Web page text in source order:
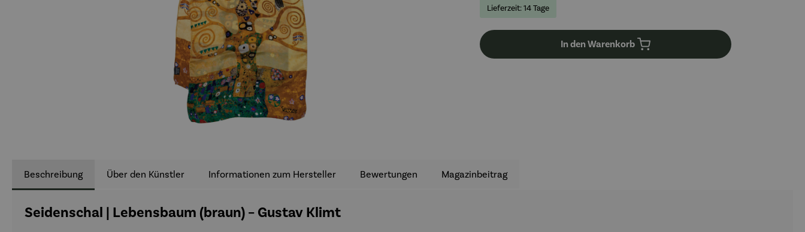
Lieferzeit: 14 Tage
In den Warenkorb
Beschreibung Über den Künstler Informationen zum Hersteller Bewertungen Magazinbeitrag
Seidenschal | Lebensbaum (braun) – Gustav Klimt